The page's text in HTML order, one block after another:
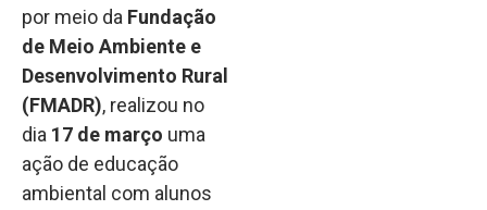
por meio da Fundação
de Meio Ambiente e
Desenvolvimento Rural
(FMADR), realizou no
dia 17 de março uma
ação de educação
ambiental com alunos